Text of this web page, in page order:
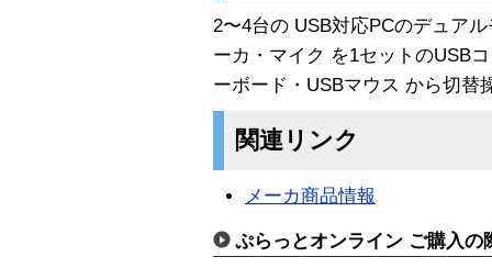
2〜4台の USB対応PCのデュア
ーカ・マイク を1セットのUSB
ーボード・USBマウス から切替
関連リンク
メーカ商品情報
ぷらっとオンライン ご購入の